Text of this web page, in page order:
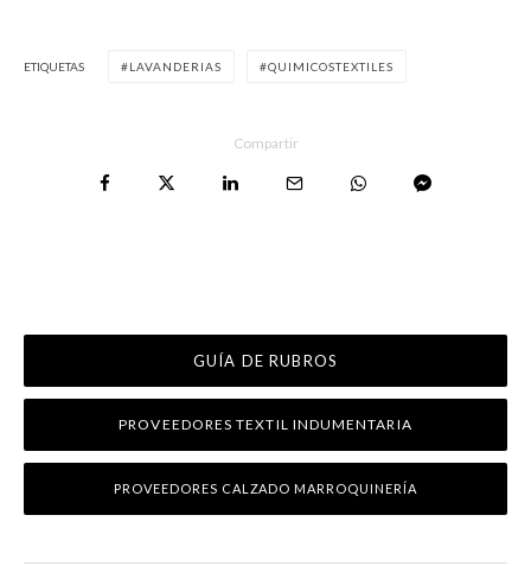
ETIQUETAS LAVANDERIAS QUIMICOSTEXTILES
Compartir
GUÍA DE RUBROS
PROVEEDORES TEXTIL INDUMENTARIA
PROVEEDORES CALZADO MARROQUINERÍA